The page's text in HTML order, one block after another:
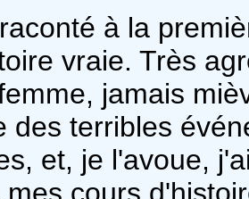
à la
vraie. Très
jamais
des terribles
et, je l'avoue,